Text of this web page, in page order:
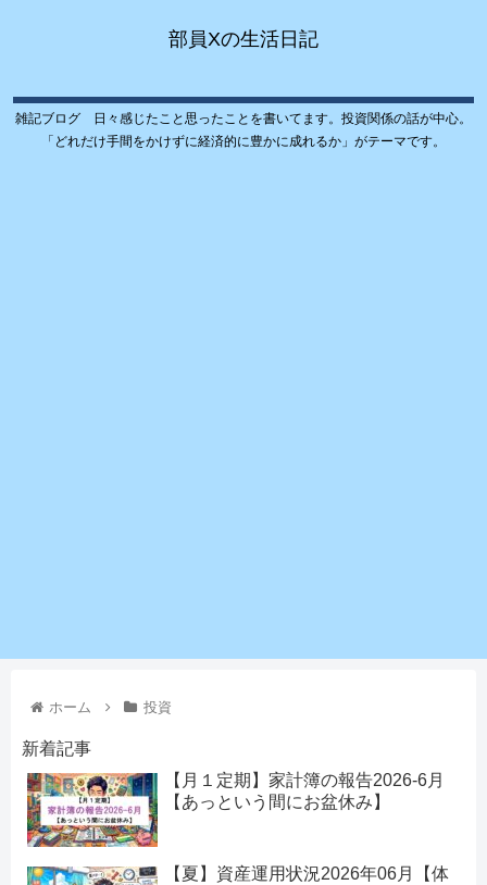
部員Xの生活日記
雑記ブログ 日々感じたこと思ったことを書いてます。投資関係の話が中心。
「どれだけ手間をかけずに経済的に豊かに成れるか」がテーマです。
ホーム 投資
新着記事
【月１定期】家計簿の報告2026-6月
【あっという間にお盆休み】
【夏】資産運用状況2026年06月【体